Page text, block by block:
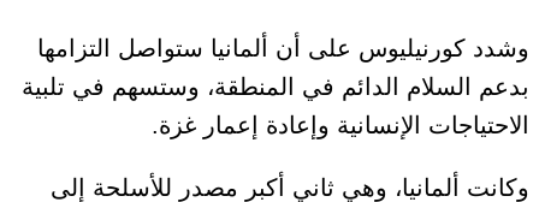
وشدد كورنيليوس على أن ألمانيا ستواصل التزامها
بدعم السلام الدائم في المنطقة، وستسهم في تلبية
الاحتياجات الإنسانية وإعادة إعمار غزة.
وكانت ألمانيا، وهي ثاني أكبر مصدر للأسلحة إلى